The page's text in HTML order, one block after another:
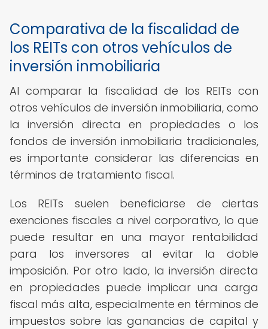
Comparativa de la fiscalidad de
los REITs con otros vehículos de
inversión inmobiliaria
Al comparar la fiscalidad de los REITs con
otros vehículos de inversión inmobiliaria, como
la inversión directa en propiedades o los
fondos de inversión inmobiliaria tradicionales,
es importante considerar las diferencias en
términos de tratamiento fiscal.
Los REITs suelen beneficiarse de ciertas
exenciones fiscales a nivel corporativo, lo que
puede resultar en una mayor rentabilidad
para los inversores al evitar la doble
imposición. Por otro lado, la inversión directa
en propiedades puede implicar una carga
fiscal más alta, especialmente en términos de
impuestos sobre las ganancias de capital y